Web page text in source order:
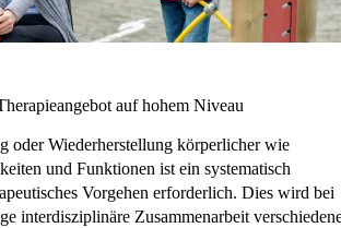
auf hohem Niveau
oder Wiederherstellung körperlicher wie
und Funktionen ist ein systematisch
Vorgehen erforderlich. Dies wird bei
interdisziplinäre Zusammenarbeit